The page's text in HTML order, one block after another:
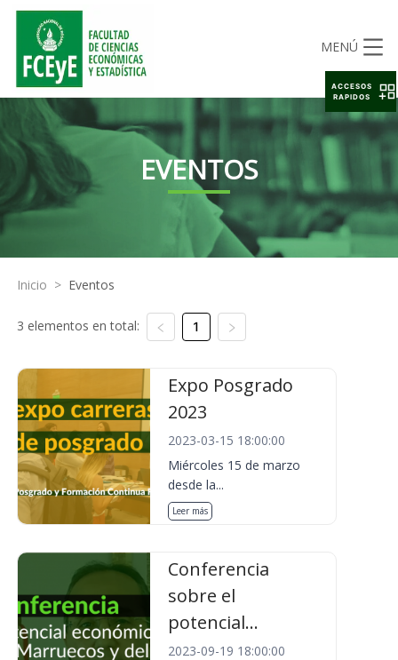
MENÚ
EVENTOS
Inicio > Eventos
3 elementos en total: 1
Expo Posgrado
2023
2023-03-15 18:00:00
Miércoles 15 de marzo
desde la...
Leer más
Conferencia
sobre el
potencial...
2023-09-19 18:00:00
ACCESOS
RAPIDOS